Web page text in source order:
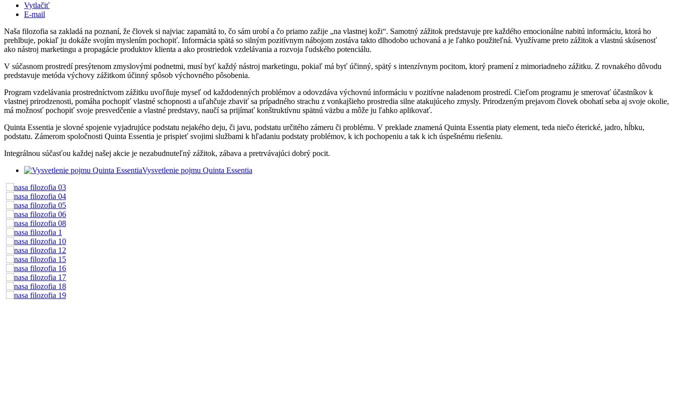
Vytlačiť
E-mail
Naša filozofia sa zakladá na poznaní, že človek si najviac zapamätá to, čo sám urobí a čo priamo zažije „na vlastnej koži“. Samotný zážitok predstavuje pre každého emocionálne nabitú informáciu, ktorá ho
prehlbuje, pokiaľ ju dokáže svojím myslením pochopiť. Informácia spätá so silným pozitívnym nábojom zostáva takto dlhodobo uchovaná a je ľahko použiteľná. Využívame preto zážitok a vlastnú skúsenosť
ako nástroj marketingu a propagácie produktov klienta a ako prostriedok vzdelávania a rozvoja ľudského potenciálu.
V súčasnom prostredí presýtenom zmyslovými podnetmi, musí byť každý nástroj marketingu, pokiaľ má byť účinný, spätý s intenzívnym pocitom, ktorý pramení z mimoriadneho zážitku. Z rovnakého dôvodu
predstavuje metóda výchovy zážitkom účinný spôsob výchovného pôsobenia.
Program vzdelávania prostredníctvom zážitku uvoľňuje myseľ od každodenných problémov a odovzdáva výchovnú informáciu v pozitívne naladenom prostredí. Cieľom programu je smerovať účastníkov k
vlastnej prirodzenosti, pomáha pochopiť vlastné schopnosti a uľahčuje zbaviť sa prípadného strachu z vonkajšieho prostredia silne atakujúceho zmysly. Prirodzeným prejavom človek obohatí seba aj svoje okolie,
má možnosť pochopiť svoje presvedčenie a vlastné predstavy, naučí sa prijímať konštruktívnu spätnú väzbu a môže ju ľahko aplikovať.
Quinta Essentia je slovné spojenie vyjadrujúce podstatu nejakého deju, či javu, podstatu určitého zámeru či problému. V preklade znamená Quinta Essentia piaty element, teda niečo éterické, jadro, hĺbku,
podstatu. Zámerom spoločnosti Quinta Essentia je prispieť svojimi službami k hľadaniu podstaty problémov, k ich pochopeniu a tak k ich úspešnému riešeniu.
Integrálnou súčasťou každej našej akcie je nezabudnuteľný zážitok, zábava a pretrvávajúci dobrý pocit.
Vysvetlenie pojmu Quinta Essentia